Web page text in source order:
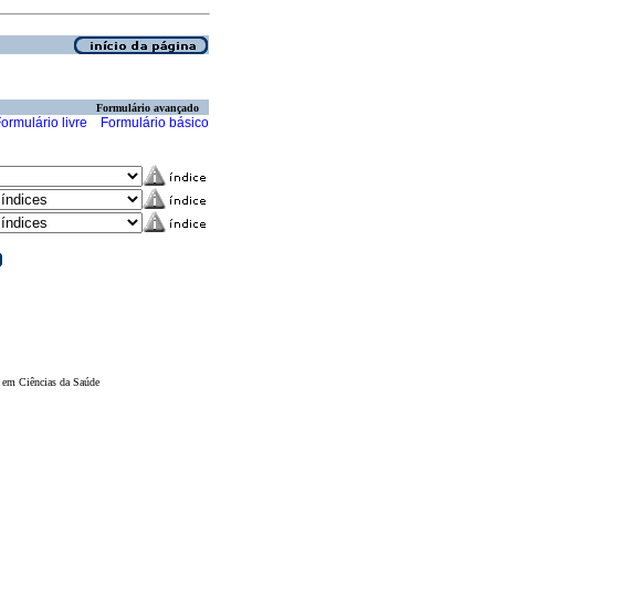
Formulário avançado
livre Formulário básico
Ciências da Saúde